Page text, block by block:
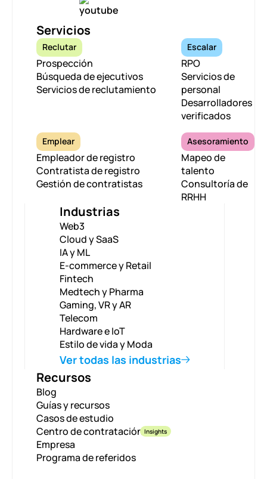
Servicios
Reclutar
Prospección
Búsqueda de ejecutivos
Servicios de reclutamiento
Escalar
RPO
Servicios de
personal
Desarrolladores
verificados
Emplear
Empleador de registro
Contratista de registro
Gestión de contratistas
Asesoramiento
Mapeo de
talento
Consultoría de
RRHH
Industrias
Web3
Cloud y SaaS
IA y ML
E-commerce y Retail
Fintech
Medtech y Pharma
Gaming, VR y AR
Telecom
Hardware e IoT
Estilo de vida y Moda
Ver todas las industrias
Recursos
Blog
Guías y recursos
Casos de estudio
Centro de contrataciónInsights
Empresa
Programa de referidos